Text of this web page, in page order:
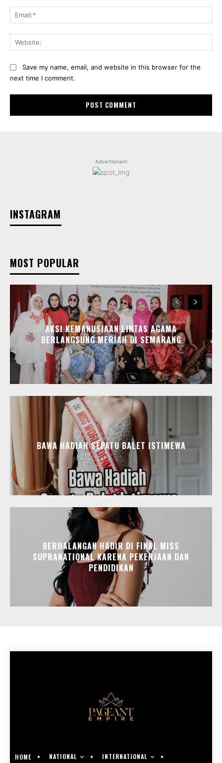
Save my name, email, and website in this browser for the
next time I comment.
Advertisment
INSTAGRAM
MOST POPULAR
AKSI KEMANUSIAAN LINTAS AGAMA
BERLANGSUNG MERIAH DI SEMARANG
BAWA HADIAH SEPATU BALET ISTIMEWA
BERHALANGAN HADIR DI FINAL MISS
SUPRANATIONAL KARENA PEKERJAAN DAN
PENDIDIKAN
HOME NATIONAL INTERNATIONAL